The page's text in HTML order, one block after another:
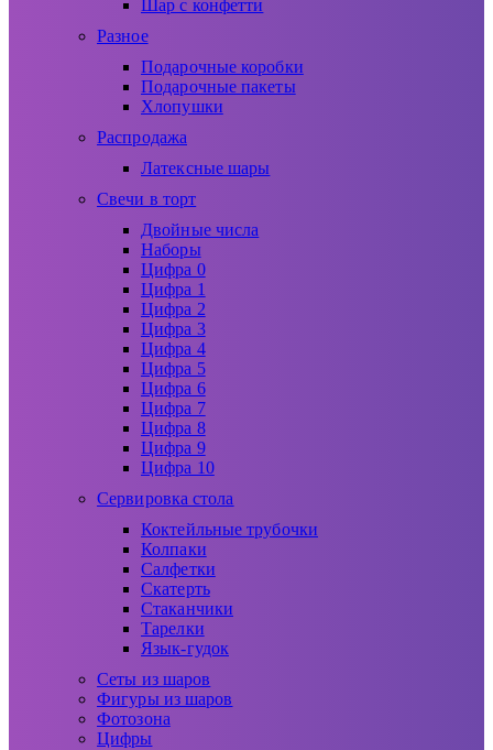
Шар с конфетти
Разное
Подарочные коробки
Подарочные пакеты
Хлопушки
Распродажа
Латексные шары
Свечи в торт
Двойные числа
Наборы
Цифра 0
Цифра 1
Цифра 2
Цифра 3
Цифра 4
Цифра 5
Цифра 6
Цифра 7
Цифра 8
Цифра 9
Цифра 10
Сервировка стола
Коктейльные трубочки
Колпаки
Салфетки
Скатерть
Стаканчики
Тарелки
Язык-гудок
Сеты из шаров
Фигуры из шаров
Фотозона
Цифры